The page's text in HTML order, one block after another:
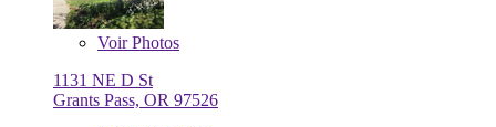
VoirPhotos
1131 NE D St
Grants Pass, OR 97526